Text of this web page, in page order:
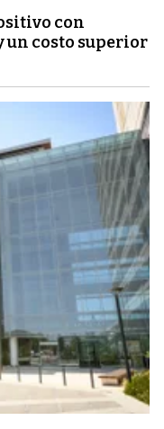
con
un costo superior